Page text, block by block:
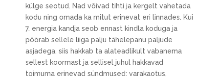
külge seotud. Nad võivad tihti ja kergelt vahetada
kodu ning omada ka mitut erinevat eri linnades. Kui
7. energia kandja seob ennast kindla koduga ja
pöörab sellele liiga palju tähelepanu paljude
asjadega, siis hakkab ta alateadlikult vabanema
sellest koormast ja sellisel juhul hakkavad
toimuma erinevad sündmused: varakaotus,